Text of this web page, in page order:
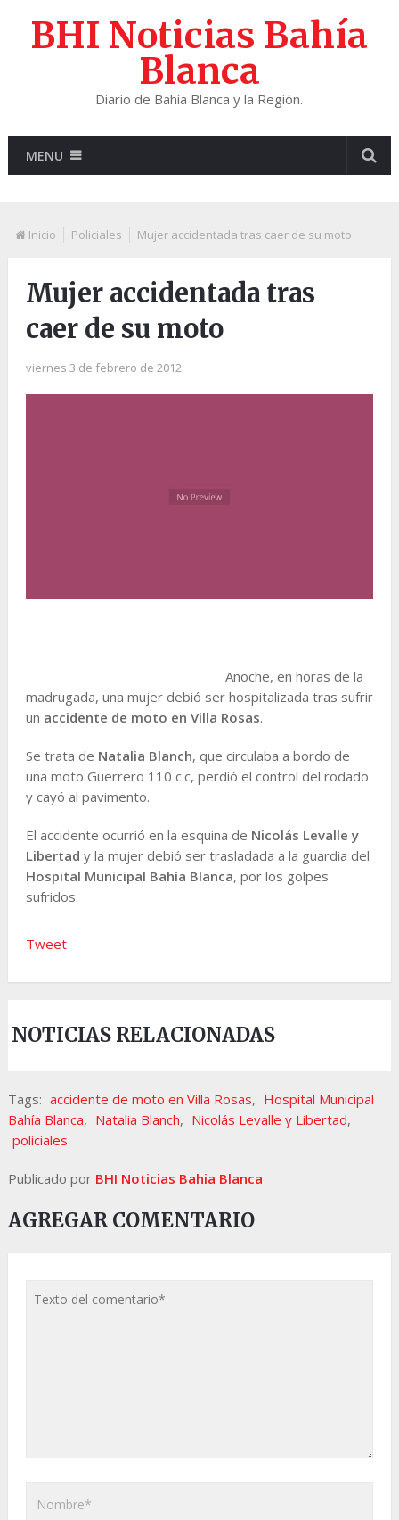
BHI Noticias Bahía
Blanca
Diario de Bahía Blanca y la Región.
MENU
Inicio Policiales Mujer accidentada tras caer de su moto
Mujer accidentada tras
caer de su moto
viernes 3 de febrero de 2012
Anoche, en horas de la
madrugada, una mujer debió ser hospitalizada tras sufrir
un accidente de moto en Villa Rosas.
Se trata de Natalia Blanch, que circulaba a bordo de
una moto Guerrero 110 c.c, perdió el control del rodado
y cayó al pavimento.
El accidente ocurrió en la esquina de Nicolás Levalle y
Libertad y la mujer debió ser trasladada a la guardia del
Hospital Municipal Bahía Blanca, por los golpes
sufridos.
Tweet
NOTICIAS RELACIONADAS
Tags: accidente de moto en Villa Rosas, Hospital Municipal
Bahía Blanca, Natalia Blanch, Nicolás Levalle y Libertad,
policiales
Publicado por BHI Noticias Bahia Blanca
AGREGAR COMENTARIO